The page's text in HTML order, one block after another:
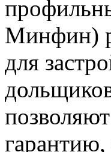
Минфин)
для